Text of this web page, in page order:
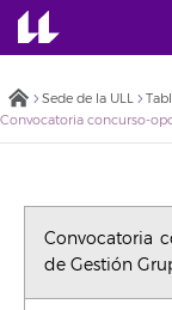
Sede de la ULL
Convocatoria
de Gestión